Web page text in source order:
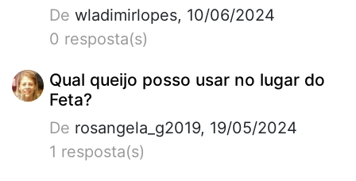
De wladimirlopes, 10/06/2024
0 resposta(s)
Qual queijo posso usar no lugar do
Feta?
De rosangela_g2019, 19/05/2024
1 resposta(s)